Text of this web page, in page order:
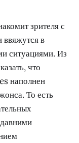
зрителя с
ввяжутся в
ситуациями. Из
что
наполнен
То есть